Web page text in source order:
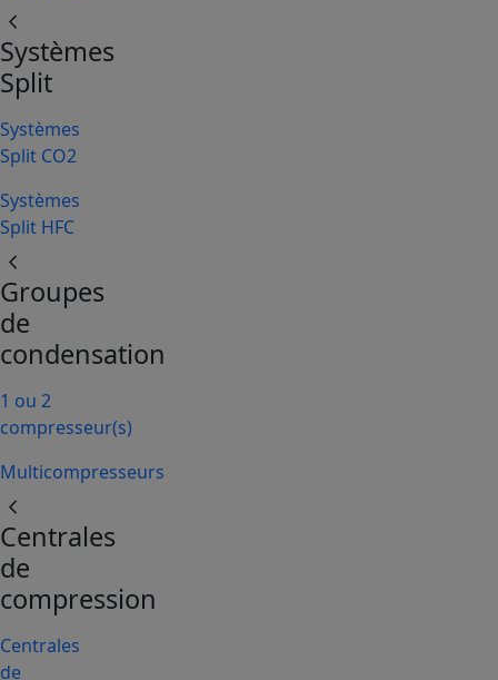
chevron_left
Systèmes
Split
Systèmes
Split CO2
Systèmes
Split HFC
chevron_left
Groupes
de
condensation
1 ou 2
compresseur(s)
Multicompresseurs
chevron_left
Centrales
de
compression
Centrales
de